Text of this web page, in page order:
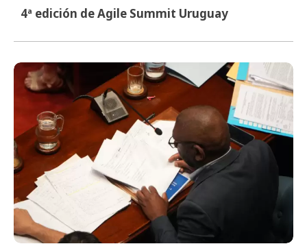
4ª edición de Agile Summit Uruguay